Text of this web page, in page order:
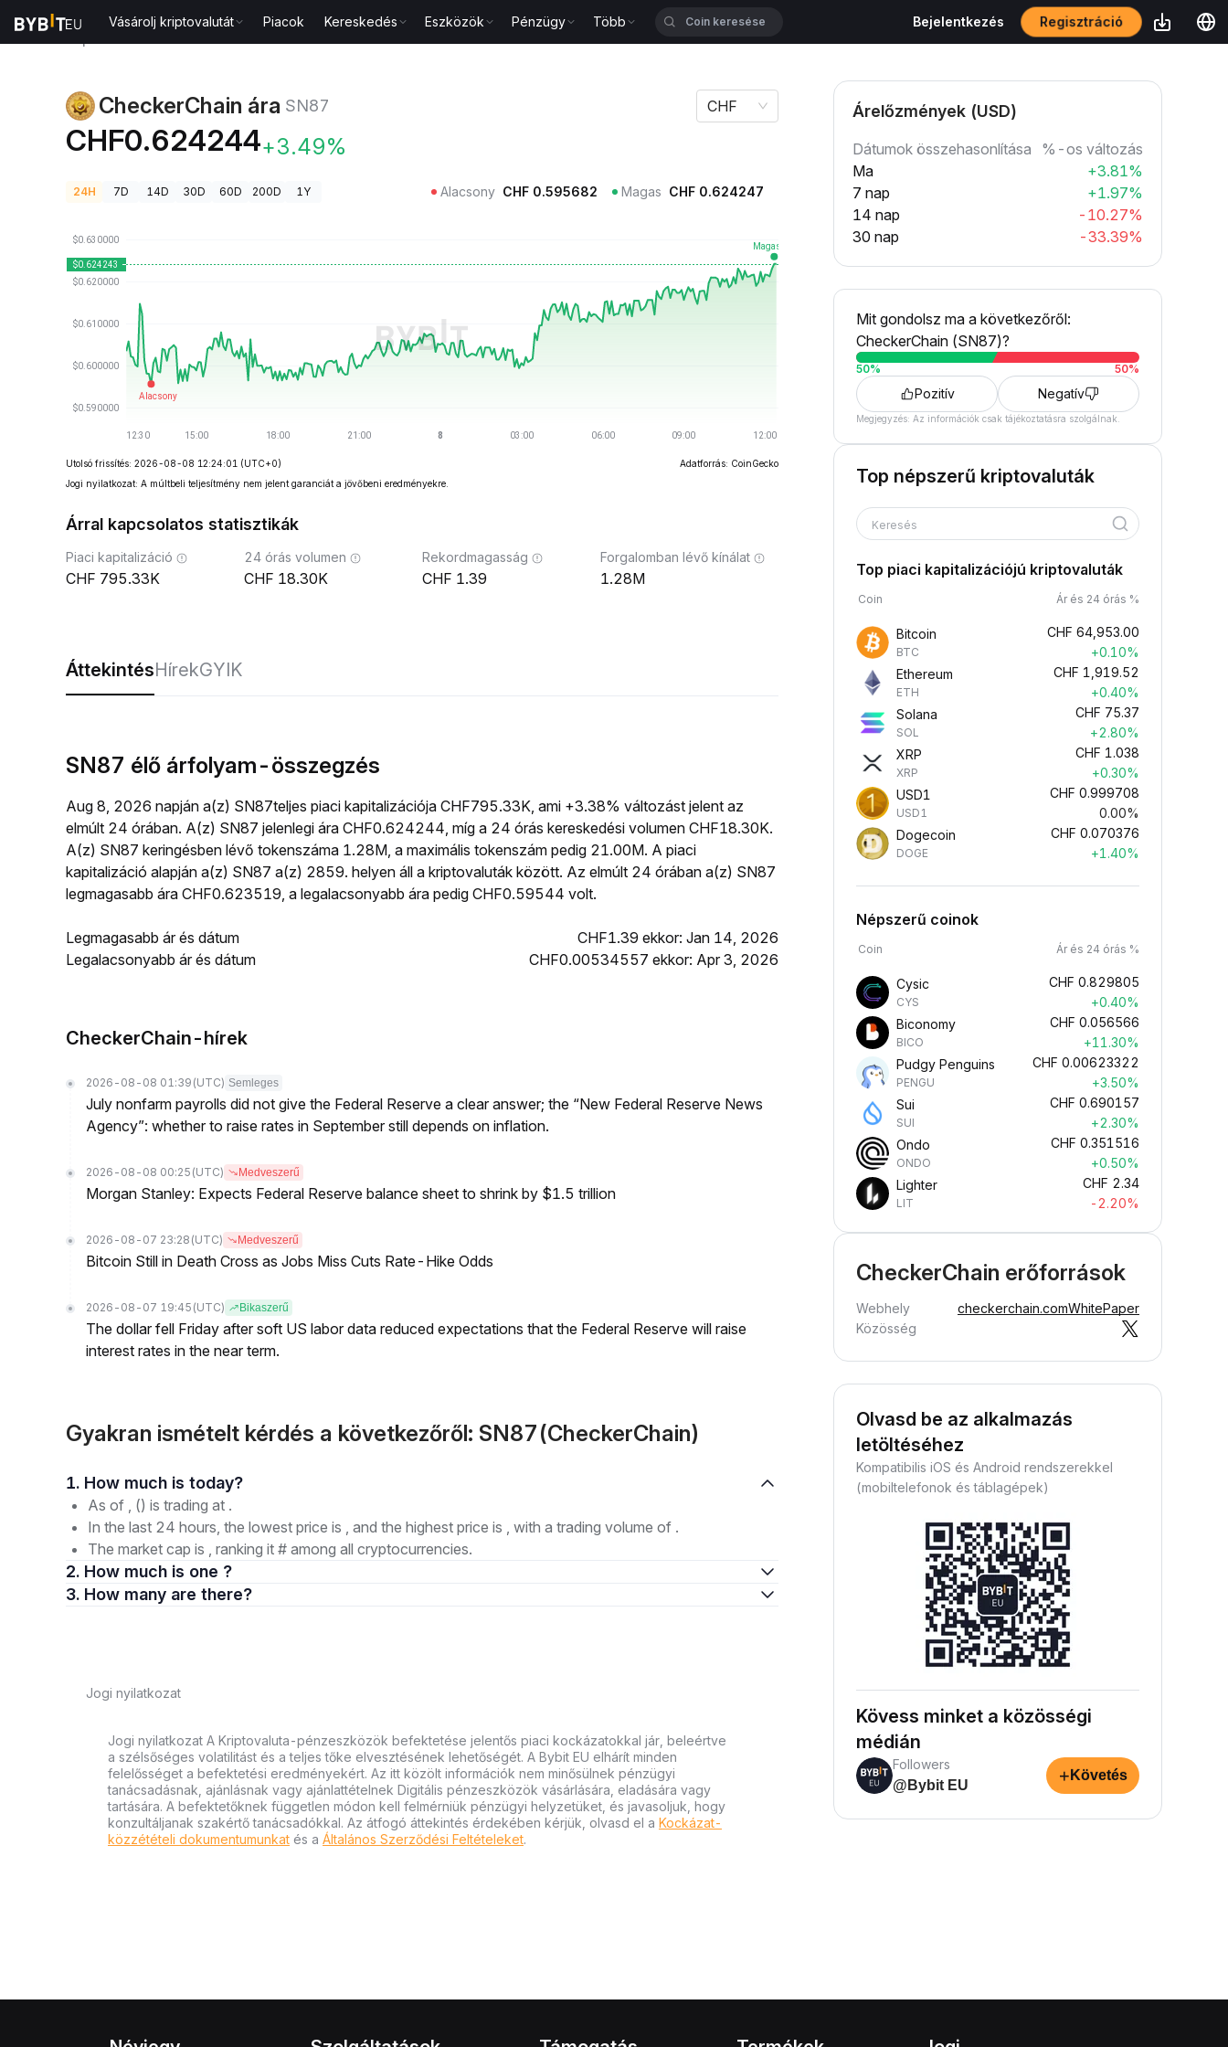
Vásárolj kriptovalutát Piacok Kereskedés Eszközök Pénzügy Több Bejelentkezés Regisztráció
CheckerChain ára SN87
CHF0.624244+3.49%
CHF
24H 7D 14D 30D 60D 200D 1Y Alacsony CHF 0.595682 Magas CHF 0.624247
Utolsó frissítés: 2026-08-08 12:24:01 (UTC+0)
Adatforrás: CoinGecko
Jogi nyilatkozat: A múltbeli teljesítmény nem jelent garanciát a jövőbeni eredményekre.
Árral kapcsolatos statisztikák
Piaci kapitalizáció
795.33K
24 órás volumen
18.30K
Rekordmagasság
1.39
Forgalomban lévő kínálat
1.28M
ÁttekintésHírekGYIK
SN87 élő árfolyam-összegzés
Aug 8, 2026 napján a(z) SN87teljes piaci kapitalizációja CHF795.33K, ami +3.38% változást jelent az
elmúlt 24 órában. A(z) SN87 jelenlegi ára CHF0.624244, míg a 24 órás kereskedési volumen CHF18.30K.
A(z) SN87 keringésben lévő tokenszáma 1.28M, a maximális tokenszám pedig 21.00M. A piaci
kapitalizáció alapján a(z) SN87 a(z) 2859. helyen áll a kriptovaluták között. Az elmúlt 24 órában a(z) SN87
legmagasabb ára CHF0.623519, a legalacsonyabb ára pedig CHF0.59544 volt.
Legmagasabb ár és dátum
CHF1.39 ekkor: Jan 14, 2026
Legalacsonyabb ár és dátum
CHF0.00534557 ekkor: Apr 3, 2026
CheckerChain-hírek
2026-08-08 01:39 (UTC) Semleges
July nonfarm payrolls did not give the Federal Reserve a clear answer; the “New Federal Reserve News
Agency”: whether to raise rates in September still depends on inflation.
2026-08-08 00:25 (UTC) Medveszerű
Morgan Stanley: Expects Federal Reserve balance sheet to shrink by $1.5 trillion
2026-08-07 23:28 (UTC) Medveszerű
Bitcoin Still in Death Cross as Jobs Miss Cuts Rate-Hike Odds
2026-08-07 19:45 (UTC) Bikaszerű
The dollar fell Friday after soft US labor data reduced expectations that the Federal Reserve will raise
interest rates in the near term.
Gyakran ismételt kérdés a következőről: SN87(CheckerChain)
1. How much is today?
As of , () is trading at .
In the last 24 hours, the lowest price is , and the highest price is , with a trading volume of .
The market cap is , ranking it # among all cryptocurrencies.
2. How much is one ?
3. How many are there?
Jogi nyilatkozat
Jogi nyilatkozat A Kriptovaluta-pénzeszközök befektetése jelentős piaci kockázatokkal jár, beleértve
a szélsőséges volatilitást és a teljes tőke elvesztésének lehetőségét. A Bybit EU elhárít minden
felelősséget a befektetési eredményekért. Az itt közölt információk nem minősülnek pénzügyi
tanácsadásnak, ajánlásnak vagy ajánlattételnek Digitális pénzeszközök vásárlására, eladására vagy
tartására. A befektetőknek független módon kell felmérniük pénzügyi helyzetüket, és javasoljuk, hogy
konzultáljanak szakértő tanácsadókkal. Az átfogó áttekintés érdekében kérjük, olvasd el a Kockázat-
közzétételi dokumentumunkat és a Általános Szerződési Feltételeket.
Árelőzmények (USD)
Dátumok összehasonlítása
%-os változás
Ma
+3.81%
7 nap
+1.97%
14 nap
-10.27%
30 nap
-33.39%
Mit gondolsz ma a következőről:
CheckerChain (SN87)?
50% 50%
Pozitív Negatív
Megjegyzés: Az információk csak tájékoztatásra szolgálnak.
Top népszerű kriptovaluták
Keresés
Top piaci kapitalizációjú kriptovaluták
Coin Ár és 24 órás %
Bitcoin
BTC
CHF 64,953.00
+0.10%
Ethereum
ETH
CHF 1,919.52
+0.40%
Solana
SOL
CHF 75.37
+2.80%
XRP
XRP
CHF 1.038
+0.30%
USD1
USD1
CHF 0.999708
0.00%
Dogecoin
DOGE
CHF 0.070376
+1.40%
Népszerű coinok
Coin Ár és 24 órás %
Cysic
CYS
CHF 0.829805
+0.40%
Biconomy
BICO
CHF 0.056566
+11.30%
Pudgy Penguins
PENGU
CHF 0.00623322
+3.50%
Sui
SUI
CHF 0.690157
+2.30%
Ondo
ONDO
CHF 0.351516
+0.50%
Lighter
LIT
CHF 2.34
-2.20%
CheckerChain erőforrások
Webhely checkerchain.comWhitePaper
Közösség
Olvasd be az alkalmazás
letöltéséhez
Kompatibilis iOS és Android rendszerekkel
(mobiltelefonok és táblagépek)
Kövess minket a közösségi
médián
Followers
@Bybit EU
+ Követés